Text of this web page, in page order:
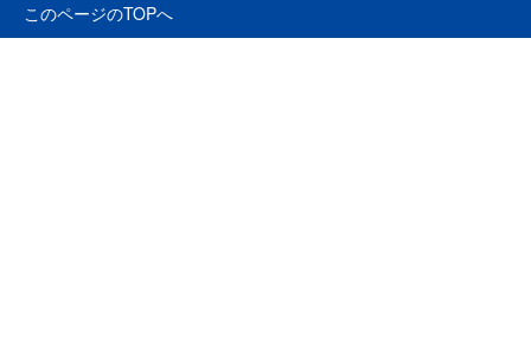
このページのTOPへ